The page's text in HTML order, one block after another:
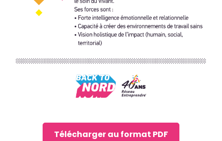
Télécharger au format PDF